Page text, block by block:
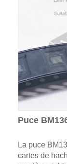
Puce
La puce
cartes de